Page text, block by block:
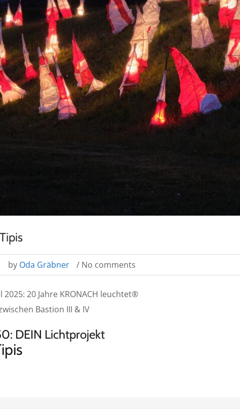
by Oda Gräbner / No comments
2025: 20 Jahre KRONACH leuchtet®
Bastion III & IV
DEIN Lichtprojekt